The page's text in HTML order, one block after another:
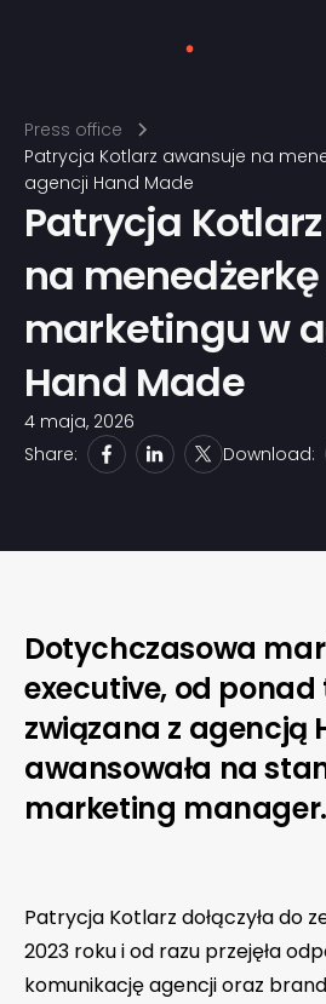
Press office
Patrycja Kotlarz awansuje na
agencji Hand Made
Patrycja
na menedżerkę
marketingu w
Hand Made
4 maja, 2026
Share:
Download:
Dotychczasowa
executive, od
związana z agencją
awansowała na
marketing manager.
Patrycja Kotlarz dołączyła do
2023 roku i od razu przejęła
komunikację agencji oraz